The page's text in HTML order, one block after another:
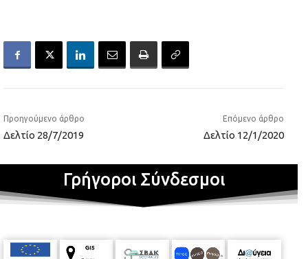
Προηγούμενο άρθρο
Δελτίο 28/7/2019
Επόμενο άρθρο
Δελτίο 12/1/2020
Γρήγοροι Σύνδεσμοι